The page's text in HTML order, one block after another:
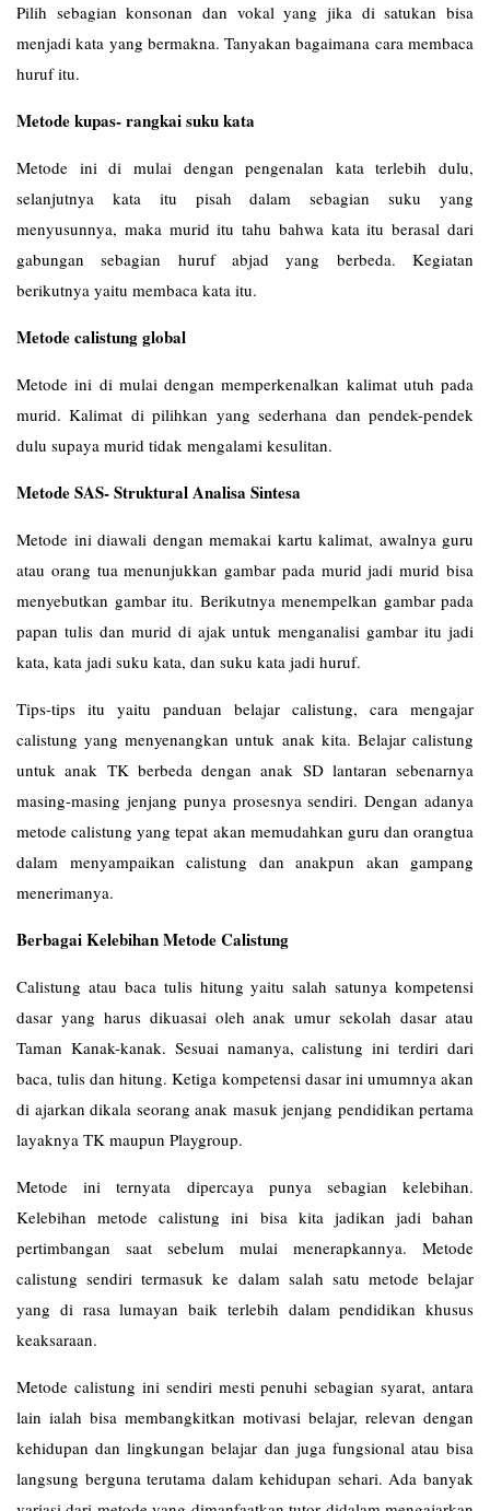
Pilih sebagian konsonan dan vokal yang jika di satukan bisa
menjadi kata yang bermakna. Tanyakan bagaimana cara membaca
huruf itu.
Metode kupas- rangkai suku kata
Metode ini di mulai dengan pengenalan kata terlebih dulu,
selanjutnya kata itu pisah dalam sebagian suku yang
menyusunnya, maka murid itu tahu bahwa kata itu berasal dari
gabungan sebagian huruf abjad yang berbeda. Kegiatan
berikutnya yaitu membaca kata itu.
Metode calistung global
Metode ini di mulai dengan memperkenalkan kalimat utuh pada
murid. Kalimat di pilihkan yang sederhana dan pendek-pendek
dulu supaya murid tidak mengalami kesulitan.
Metode SAS- Struktural Analisa Sintesa
Metode ini diawali dengan memakai kartu kalimat, awalnya guru
atau orang tua menunjukkan gambar pada murid jadi murid bisa
menyebutkan gambar itu. Berikutnya menempelkan gambar pada
papan tulis dan murid di ajak untuk menganalisi gambar itu jadi
kata, kata jadi suku kata, dan suku kata jadi huruf.
Tips-tips itu yaitu panduan belajar calistung, cara mengajar
calistung yang menyenangkan untuk anak kita. Belajar calistung
untuk anak TK berbeda dengan anak SD lantaran sebenarnya
masing-masing jenjang punya prosesnya sendiri. Dengan adanya
metode calistung yang tepat akan memudahkan guru dan orangtua
dalam menyampaikan calistung dan anakpun akan gampang
menerimanya.
Berbagai Kelebihan Metode Calistung
Calistung atau baca tulis hitung yaitu salah satunya kompetensi
dasar yang harus dikuasai oleh anak umur sekolah dasar atau
Taman Kanak-kanak. Sesuai namanya, calistung ini terdiri dari
baca, tulis dan hitung. Ketiga kompetensi dasar ini umumnya akan
di ajarkan dikala seorang anak masuk jenjang pendidikan pertama
layaknya TK maupun Playgroup.
Metode ini ternyata dipercaya punya sebagian kelebihan.
Kelebihan metode calistung ini bisa kita jadikan jadi bahan
pertimbangan saat sebelum mulai menerapkannya. Metode
calistung sendiri termasuk ke dalam salah satu metode belajar
yang di rasa lumayan baik terlebih dalam pendidikan khusus
keaksaraan.
Metode calistung ini sendiri mesti penuhi sebagian syarat, antara
lain ialah bisa membangkitkan motivasi belajar, relevan dengan
kehidupan dan lingkungan belajar dan juga fungsional atau bisa
langsung berguna terutama dalam kehidupan sehari. Ada banyak